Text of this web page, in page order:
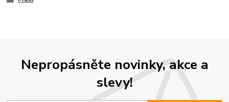
Nepropásněte novinky, akce a
slevy!